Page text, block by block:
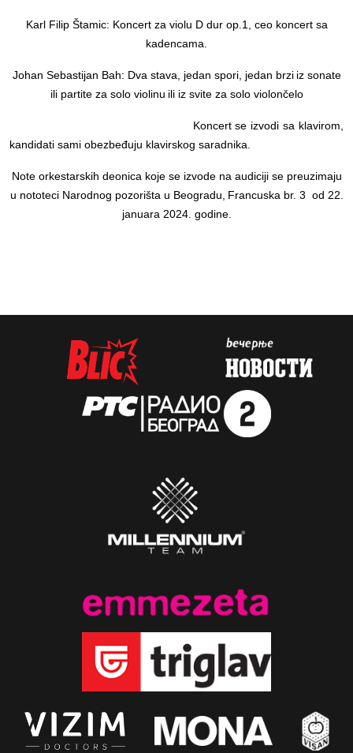
Karl Filip Štamic: Koncert za violu D dur op.1, ceo koncert sa
kadencama
Johan Sebastijan Bah: Dva stava jedan spori, jedan brzi iz sonate
ili partite za solo violinu ili iz svite za solo violončelo
Koncertse izvodi sa klavirom,
kandidati sami obezbeđuju klavirskog saradnika.
Note orkestarskih deonica koje se izvode na audiciji se preuzimaju
u nototeci Narodnog pozorišta u Beogradu, Francuska br. 3 od 22.
januara 2024. godine.